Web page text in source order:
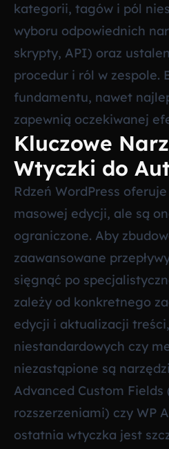
kategorii, tagów i pól
wyboru odpowiednich
skrypty, API) oraz
procedur i ról w zespole.
fundamentu, nawet
zapewnią oczekiwanej
Kluczowe
Wtyczki do
Rdzeń WordPress
masowej edycji, ale są
ograniczone. Aby
zaawansowane
sięgnąć po
zależy od konkretnego
edycji i aktualizacji
niestandardowych czy
niezastąpione są
Advanced Custom Fields
rozszerzeniami) czy WP
ostatnia wtyczka jest